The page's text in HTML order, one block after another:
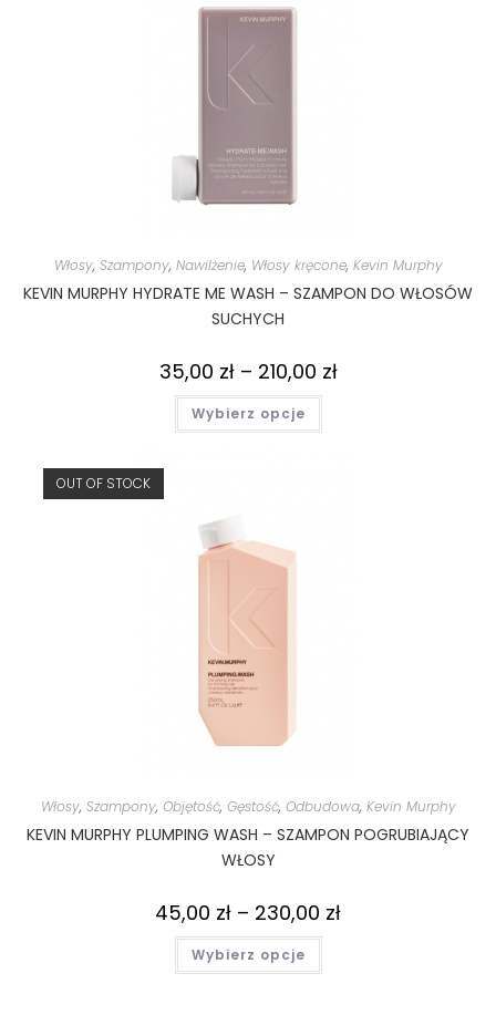
Włosy, Szampony, Nawilżenie, Włosy kręcone, Kevin Murphy
KEVIN MURPHY HYDRATE ME WASH – SZAMPON DO WŁOSÓW
SUCHYCH
35,00 zł – 210,00 zł
Wybierz opcje
OUT OF STOCK
Włosy, Szampony, Objętość, Gęstość, Odbudowa, Kevin Murphy
KEVIN MURPHY PLUMPING WASH – SZAMPON POGRUBIAJĄCY
WŁOSY
45,00 zł – 230,00 zł
Wybierz opcje